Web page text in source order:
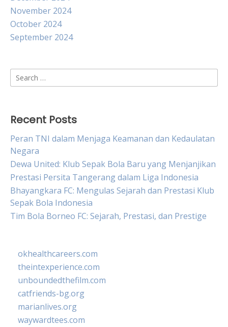
November 2024
October 2024
September 2024
Search
for:
Recent Posts
Peran TNI dalam Menjaga Keamanan dan Kedaulatan
Negara
Dewa United: Klub Sepak Bola Baru yang Menjanjikan
Prestasi Persita Tangerang dalam Liga Indonesia
Bhayangkara FC: Mengulas Sejarah dan Prestasi Klub
Sepak Bola Indonesia
Tim Bola Borneo FC: Sejarah, Prestasi, dan Prestige
okhealthcareers.com
theintexperience.com
unboundedthefilm.com
catfriends-bg.org
marianlives.org
waywardtees.com